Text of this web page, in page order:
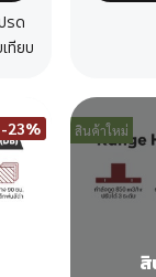
รด
ทียบ
-23% สินค้าใหม่